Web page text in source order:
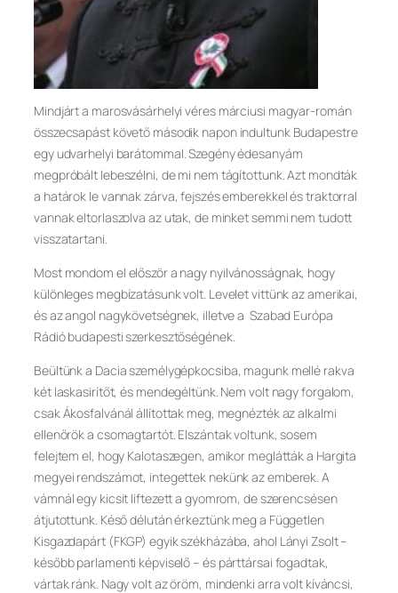
Mindjárt a marosvásárhelyi véres márciusi magyar-román
összecsapást követő második napon indultunk Budapestre
egy udvarhelyi barátommal. Szegény édesanyám
megpróbált lebeszélni, de mi nem tágítottunk. Azt mondták
a határok le vannak zárva, fejszés emberekkel és traktorral
vannak eltorlaszolva az utak, de minket semmi nem tudott
visszatartani.
Most mondom el először a nagy nyilvánosságnak, hogy
különleges megbízatásunk volt. Levelet vittünk az amerikai,
és az angol nagykövetségnek, illetve a Szabad Európa
Rádió budapesti szerkesztőségének.
Beültünk a Dacia személygépkocsiba, magunk mellé rakva
két laskasirítőt, és mendegéltünk. Nem volt nagy forgalom,
csak Ákosfalvánál állítottak meg, megnézték az alkalmi
ellenőrök a csomagtartót. Elszántak voltunk, sosem
felejtem el, hogy Kalotaszegen, amikor meglátták a Hargita
megyei rendszámot, integettek nekünk az emberek. A
vámnál egy kicsit liftezett a gyomrom, de szerencsésen
átjutottunk. Késő délután érkeztünk meg a Független
Kisgazdapárt (FKGP) egyik székházába, ahol Lányi Zsolt –
később parlamenti képviselő – és párttársai fogadtak,
vártak ránk. Nagy volt az öröm, mindenki arra volt kíváncsi,